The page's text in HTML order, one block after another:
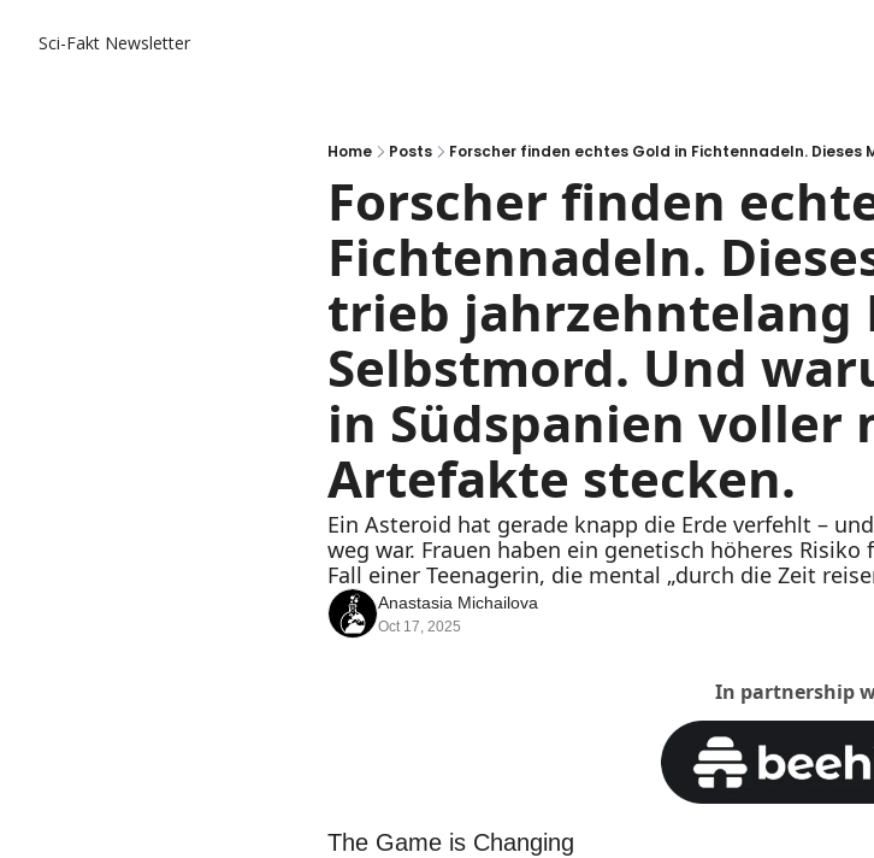
Sci-Fakt Newsletter
Home Posts
Forscher finden
Fichtennadeln.
trieb jahrzehntelang
Selbstmord. Und
in Südspanien
Artefakte stecken.
Ein Asteroid hat gerade knapp die Erde verfehlt –
weg war. Frauen haben ein genetisch höheres
Fall einer Teenagerin, die mental „durch die Zeit
Anastasia Michailova
Oct 17, 2025
In partnership
The Game is Changing